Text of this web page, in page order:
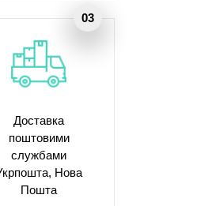
Доставка
поштовими
службами
Нова
Пошта